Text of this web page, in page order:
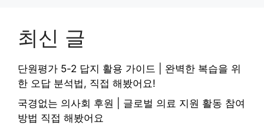
최신 글
단원평가 5-2 답지 활용 가이드 | 완벽한 복습을 위
한 오답 분석법, 직접 해봤어요!
국경없는 의사회 후원 | 글로벌 의료 지원 활동 참여
방법 직접 해봤어요